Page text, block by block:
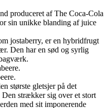
produceret af The Coca-Cola
sin unikke blanding af juice
jostaberry, er en hybridfrugt
Den har en sød og syrlig
største gletsjer på det
strækker sig over et stort
med sit imponerende